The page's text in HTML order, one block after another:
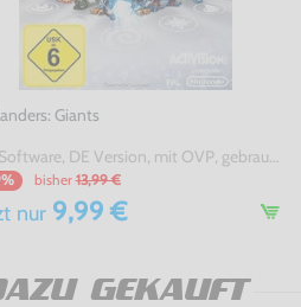
Giants
nur Software, DE Version, mit OVP, gebraucht
bisher 13,99 €
nur9,99 €
GEKAUFT